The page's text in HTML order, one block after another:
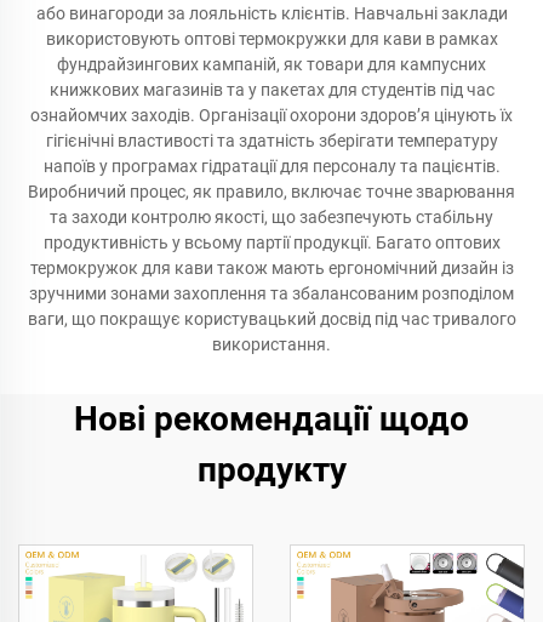
або винагороди за лояльність клієнтів. Навчальні заклади
використовують оптові термокружки для кави в рамках
фундрайзингових кампаній, як товари для кампусних
книжкових магазинів та у пакетах для студентів під час
ознайомчих заходів. Організації охорони здоров’я цінують їх
гігієнічні властивості та здатність зберігати температуру
напоїв у програмах гідратації для персоналу та пацієнтів.
Виробничий процес, як правило, включає точне зварювання
та заходи контролю якості, що забезпечують стабільну
продуктивність у всьому партії продукції. Багато оптових
термокружок для кави також мають ергономічний дизайн із
зручними зонами захоплення та збалансованим розподілом
ваги, що покращує користувацький досвід під час тривалого
використання.
Нові рекомендації щодо
продукту